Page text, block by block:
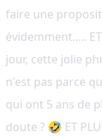
faire une
évidemment.....
jour, cette jolie
n'est pas parce
qui ont 5 ans de
doute ? 🤣 ET